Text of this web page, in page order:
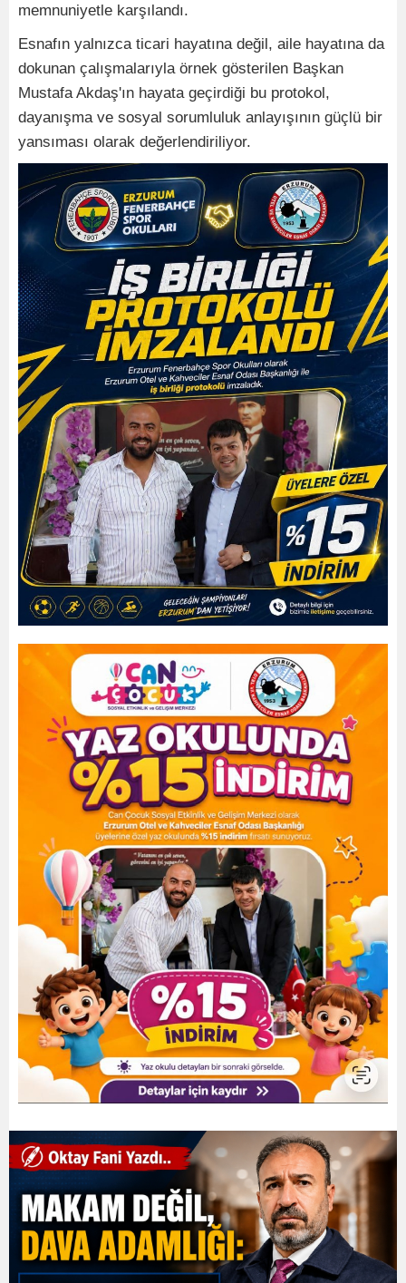
memnuniyetle karşılandı.
Esnafın yalnızca ticari hayatına değil, aile hayatına da
dokunan çalışmalarıyla örnek gösterilen Başkan
Mustafa Akdaş'ın hayata geçirdiği bu protokol,
dayanışma ve sosyal sorumluluk anlayışının güçlü bir
yansıması olarak değerlendiriliyor.